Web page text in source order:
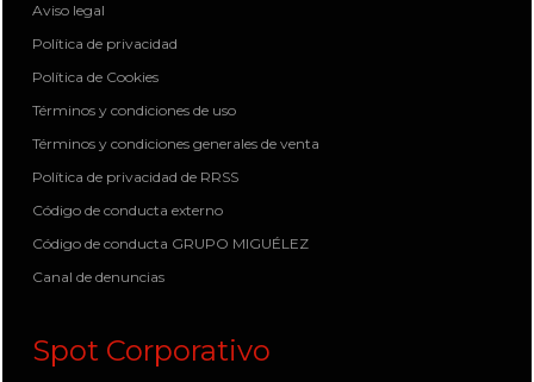
Aviso legal
Política de privacidad
Política de Cookies
Términos y condiciones de uso
Términos y condiciones generales de venta
Política de privacidad de RRSS
Código de conducta externo
Código de conducta GRUPO MIGUÉLEZ
Canal de denuncias
Spot Corporativo